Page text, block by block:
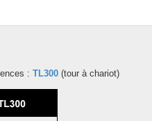
:TL300 (tour à chariot)